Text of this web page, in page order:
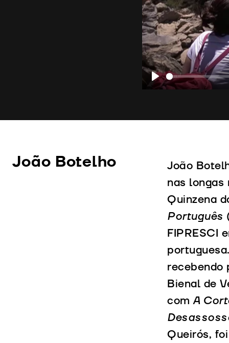
Play
João Botelho
João
nas
Quinzena
Português
FIPRESCI
recebendo
Bienal de
comA
Queirós,